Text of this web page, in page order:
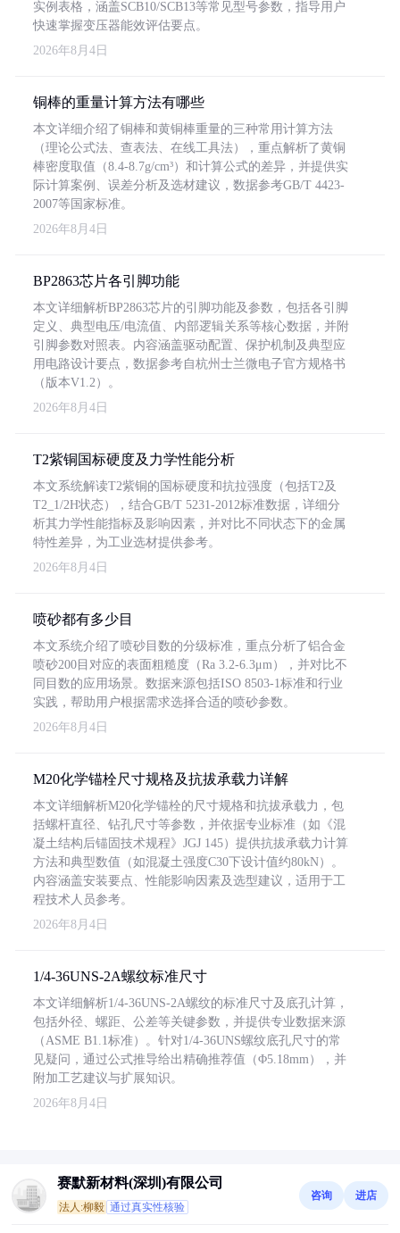
实例表格，涵盖SCB10/SCB13等常见型号参数，指导用户
快速掌握变压器能效评估要点。
2026年8月4日
铜棒的重量计算方法有哪些
本文详细介绍了铜棒和黄铜棒重量的三种常用计算方法
（理论公式法、查表法、在线工具法），重点解析了黄铜
棒密度取值（8.4-8.7g/cm³）和计算公式的差异，并提供实
际计算案例、误差分析及选材建议，数据参考GB/T 4423-
2007等国家标准。
2026年8月4日
BP2863芯片各引脚功能
本文详细解析BP2863芯片的引脚功能及参数，包括各引脚
定义、典型电压/电流值、内部逻辑关系等核心数据，并附
引脚参数对照表。内容涵盖驱动配置、保护机制及典型应
用电路设计要点，数据参考自杭州士兰微电子官方规格书
（版本V1.2）。
2026年8月4日
T2紫铜国标硬度及力学性能分析
本文系统解读T2紫铜的国标硬度和抗拉强度（包括T2及
T2_1/2H状态），结合GB/T 5231-2012标准数据，详细分
析其力学性能指标及影响因素，并对比不同状态下的金属
特性差异，为工业选材提供参考。
2026年8月4日
喷砂都有多少目
本文系统介绍了喷砂目数的分级标准，重点分析了铝合金
喷砂200目对应的表面粗糙度（Ra 3.2-6.3μm），并对比不
同目数的应用场景。数据来源包括ISO 8503-1标准和行业
实践，帮助用户根据需求选择合适的喷砂参数。
2026年8月4日
M20化学锚栓尺寸规格及抗拔承载力详解
本文详细解析M20化学锚栓的尺寸规格和抗拔承载力，包
括螺杆直径、钻孔尺寸等参数，并依据专业标准（如《混
凝土结构后锚固技术规程》JGJ 145）提供抗拔承载力计算
方法和典型数值（如混凝土强度C30下设计值约80kN）。
内容涵盖安装要点、性能影响因素及选型建议，适用于工
程技术人员参考。
2026年8月4日
1/4-36UNS-2A螺纹标准尺寸
本文详细解析1/4-36UNS-2A螺纹的标准尺寸及底孔计算，
包括外径、螺距、公差等关键参数，并提供专业数据来源
（ASME B1.1标准）。针对1/4-36UNS螺纹底孔尺寸的常
见疑问，通过公式推导给出精确推荐值（Φ5.18mm），并
附加工艺建议与扩展知识。
2026年8月4日
赛默新材料(深圳)有限公司
法人:柳毅 通过真实性核验
咨询 进店